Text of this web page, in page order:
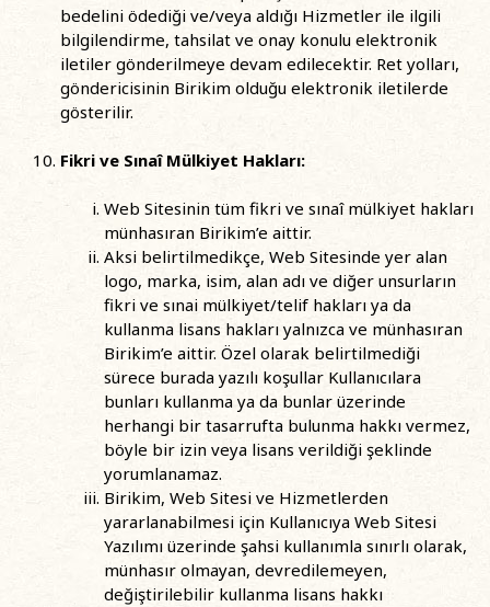
bedelini ödediği ve/veya aldığı Hizmetler ile ilgili
bilgilendirme, tahsilat ve onay konulu elektronik
iletiler gönderilmeye devam edilecektir. Ret yolları,
göndericisinin Birikim olduğu elektronik iletilerde
gösterilir.
Fikri ve Sınaî Mülkiyet Hakları:
Web Sitesinin tüm fikri ve sınaî mülkiyet hakları
münhasıran Birikim’e aittir.
Aksi belirtilmedikçe, Web Sitesinde yer alan
logo, marka, isim, alan adı ve diğer unsurların
fikri ve sınai mülkiyet/telif hakları ya da
kullanma lisans hakları yalnızca ve münhasıran
Birikim’e aittir. Özel olarak belirtilmediği
sürece burada yazılı koşullar Kullanıcılara
bunları kullanma ya da bunlar üzerinde
herhangi bir tasarrufta bulunma hakkı vermez,
böyle bir izin veya lisans verildiği şeklinde
yorumlanamaz.
Birikim, Web Sitesi ve Hizmetlerden
yararlanabilmesi için Kullanıcıya Web Sitesi
Yazılımı üzerinde şahsi kullanımla sınırlı olarak,
münhasır olmayan, devredilemeyen,
değiştirilebilir kullanma lisans hakkı